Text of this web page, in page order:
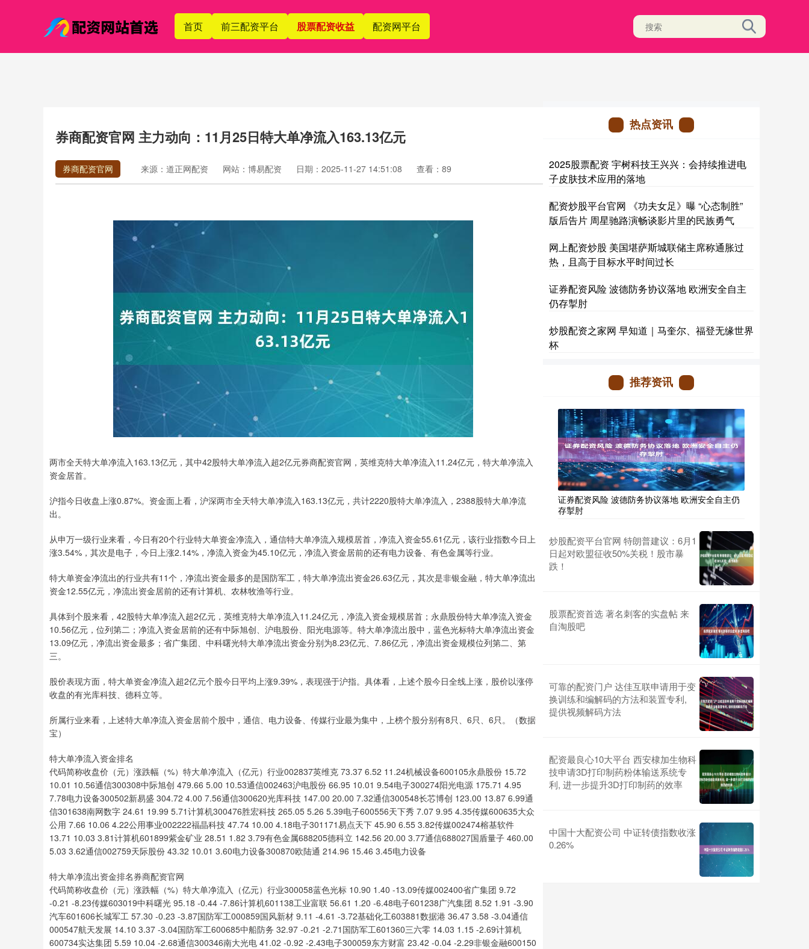
首页 前三配资平台 股票配资收益 配资网平台
券商配资官网 主力动向：11月25日特大单净流入163.13亿元
券商配资官网 来源：道正网配资 网站：博易配资 日期：2025-11-27 14:51:08 查看：89
两市全天特大单净流入163.13亿元，其中42股特大单净流入超2亿元券商配资官网，英维克特大单净流入11.24亿元，特大单净流入
资金居首。
沪指今日收盘上涨0.87%。资金面上看，沪深两市全天特大单净流入163.13亿元，共计2220股特大单净流入，2388股特大单净流
出。
从申万一级行业来看，今日有20个行业特大单资金净流入，通信特大单净流入规模居首，净流入资金55.61亿元，该行业指数今日上
涨3.54%，其次是电子，今日上涨2.14%，净流入资金为45.10亿元，净流入资金居前的还有电力设备、有色金属等行业。
特大单资金净流出的行业共有11个，净流出资金最多的是国防军工，特大单净流出资金26.63亿元，其次是非银金融，特大单净流出
资金12.55亿元，净流出资金居前的还有计算机、农林牧渔等行业。
具体到个股来看，42股特大单净流入超2亿元，英维克特大单净流入11.24亿元，净流入资金规模居首；永鼎股份特大单净流入资金
10.56亿元，位列第二；净流入资金居前的还有中际旭创、沪电股份、阳光电源等。特大单净流出股中，蓝色光标特大单净流出资金
13.09亿元，净流出资金最多；省广集团、中科曙光特大单净流出资金分别为8.23亿元、7.86亿元，净流出资金规模位列第二、第
三。
股价表现方面，特大单资金净流入超2亿元个股今日平均上涨9.39%，表现强于沪指。具体看，上述个股今日全线上涨，股价以涨停
收盘的有光库科技、德科立等。
所属行业来看，上述特大单净流入资金居前个股中，通信、电力设备、传媒行业最为集中，上榜个股分别有8只、6只、6只。（数据
宝）
特大单净流入资金排名
代码简称收盘价（元）涨跌幅（%）特大单净流入（亿元）行业002837英维克 73.37 6.52 11.24机械设备600105永鼎股份 15.72
10.01 10.56通信300308中际旭创 479.66 5.00 10.53通信002463沪电股份 66.95 10.01 9.54电子300274阳光电源 175.71 4.95
7.78电力设备300502新易盛 304.72 4.00 7.56通信300620光库科技 147.00 20.00 7.32通信300548长芯博创 123.00 13.87 6.99通
信301638南网数字 24.61 19.99 5.71计算机300476胜宏科技 265.05 5.26 5.39电子600556天下秀 7.07 9.95 4.35传媒600635大众
公用 7.66 10.06 4.22公用事业002222福晶科技 47.74 10.00 4.18电子301171易点天下 45.90 6.55 3.82传媒002474榕基软件
13.71 10.03 3.81计算机601899紫金矿业 28.51 1.82 3.79有色金属688205德科立 142.56 20.00 3.77通信688027国盾量子 460.00
5.03 3.62通信002759天际股份 43.32 10.01 3.60电力设备300870欧陆通 214.96 15.46 3.45电力设备
特大单净流出资金排名券商配资官网
代码简称收盘价（元）涨跌幅（%）特大单净流入（亿元）行业300058蓝色光标 10.90 1.40 -13.09传媒002400省广集团 9.72
-0.21 -8.23传媒603019中科曙光 95.18 -0.44 -7.86计算机601138工业富联 56.61 1.20 -6.48电子601238广汽集团 8.52 1.91 -3.90
汽车601606长城军工 57.30 -0.23 -3.87国防军工000859国风新材 9.11 -4.61 -3.72基础化工603881数据港 36.47 3.58 -3.04通信
000547航天发展 14.10 3.37 -3.04国防军工600685中船防务 32.97 -0.21 -2.71国防军工601360三六零 14.03 1.15 -2.69计算机
600734实达集团 5.59 10.04 -2.68通信300346南大光电 41.02 -0.92 -2.43电子300059东方财富 23.42 -0.04 -2.29非银金融600150
热点资讯
2025股票配资 宇树科技王兴兴：会持续推进电
子皮肤技术应用的落地
配资炒股平台官网 《功夫女足》曝 “心态制胜”
版后告片 周星驰路演畅谈影片里的民族勇气
网上配资炒股 美国堪萨斯城联储主席称通胀过
热，且高于目标水平时间过长
证券配资风险 波德防务协议落地 欧洲安全自主
仍存掣肘
炒股配资之家网 早知道｜马奎尔、福登无缘世界
杯
推荐资讯
证券配资风险 波德防务协议落地 欧洲安全自主仍
存掣肘
炒股配资平台官网 特朗普建议：6月1
日起对欧盟征收50%关税！股市暴
跌！
股票配资首选 著名刺客的实盘帖 来
自淘股吧
可靠的配资门户 达佳互联申请用于变
换训练和编解码的方法和装置专利,
提供视频解码方法
配资最良心10大平台 西安棣加生物科
技申请3D打印制药粉体输送系统专
利, 进一步提升3D打印制药的效率
中国十大配资公司 中证转债指数收涨
0.26%